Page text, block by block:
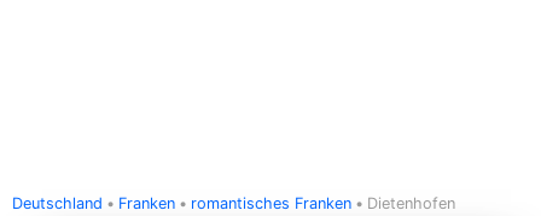
Deutschland Franken romantisches Franken Dietenhofen